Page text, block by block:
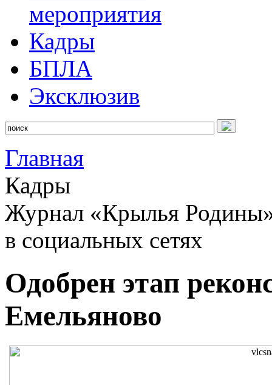
мероприятия
Кадры
БПЛА
Эксклюзив
Главная
Кадры
Журнал «Крылья
в социальных сетях
Одобрен этап
Емельяново